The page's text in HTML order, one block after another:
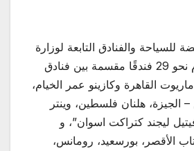
للسياحة والفنادق التابعة لوزارة
قطاع الأعمال العام نحو 29 فندقًا مقسمة بين فنادق
القاهرة وكازينو عمر الخيام،
الجيزة، هلنان فلسطين، وينتر
ليجند كتراكت اسوان”، و
الأقصر، بورسعيد، رومانس،